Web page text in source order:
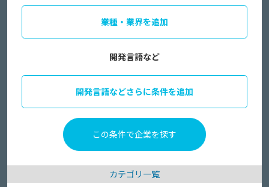
業種・業界を追加
開発言語など
開発言語などさらに条件を追加
カテゴリ一覧